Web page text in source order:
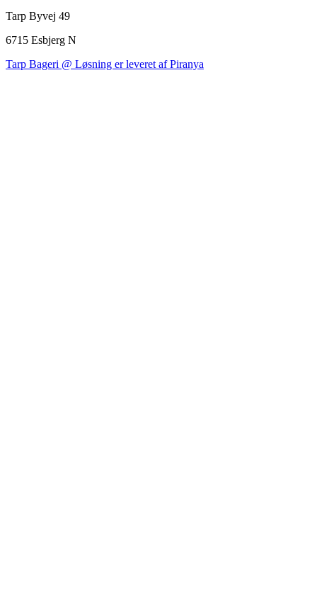
Tarp Byvej 49
6715 Esbjerg N
Tarp Bageri @ Løsning er leveret af Piranya